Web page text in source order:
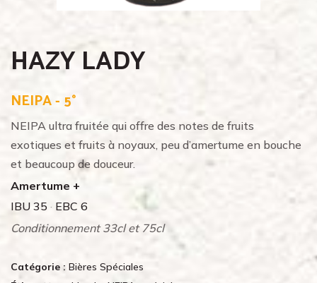
HAZY LADY
NEIPA - 5°
NEIPA ultra fruitée qui offre des notes de fruits
exotiques et fruits à noyaux, peu d’amertume en bouche
et beaucoup de douceur.
Amertume +
IBU 35 · EBC 6
Conditionnement 33cl et 75cl
Catégorie : Bières Spéciales